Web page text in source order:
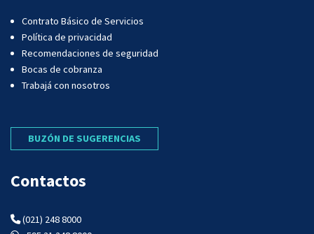
Contrato Básico de Servicios
Política de privacidad
Recomendaciones de seguridad
Bocas de cobranza
Trabajá con nosotros
BUZÓN DE SUGERENCIAS
Contactos
(021) 248 8000